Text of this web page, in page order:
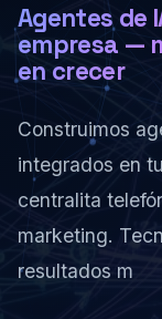
Agentes de
empresa —
en crecer
Construimos
integrados en
centralita
marketing.
resultados